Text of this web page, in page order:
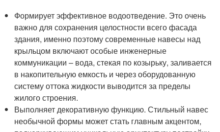
Формирует эффективное водоотведение. Это очень
важно для сохранения целостности всего фасада
здания, именно поэтому современные навесы над
крыльцом включают особые инженерные
коммуникации – вода, стекая по козырьку, заливается
в накопительную емкость и через оборудованную
систему оттока жидкости выводится за пределы
жилого строения.
Выполняет декоративную функцию. Стильный навес
необычной формы может стать главным акцентом,